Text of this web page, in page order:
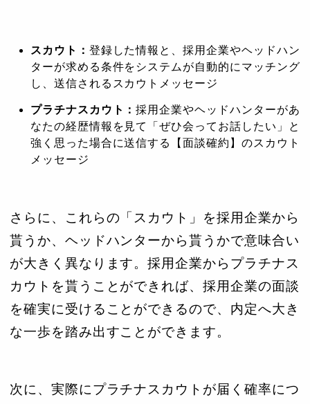
スカウト： 登録した情報と、採用企業やヘッドハン
ターが求める条件をシステムが自動的にマッチング
し、送信されるスカウトメッセージ
プラチナスカウト：採用企業やヘッドハンターがあ
なたの経歴情報を見て「ぜひ会ってお話したい」と
強く思った場合に送信する【面談確約】のスカウト
メッセージ
さらに、これらの「スカウト」を採用企業から
貰うか、ヘッドハンターから貰うかで意味合い
が大きく異なります。採用企業からプラチナス
カウトを貰うことができれば、採用企業の面談
を確実に受けることができるので、内定へ大き
な一歩を踏み出すことができます。
次に、実際にプラチナスカウトが届く確率につ